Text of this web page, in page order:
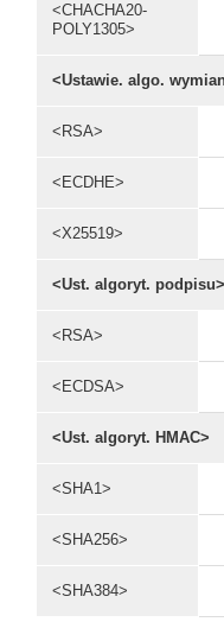
<CHACHA20-
POLY1305>
<Ustawie. algo.
<RSA>
<ECDHE>
<X25519>
<Ust. algoryt. podpisu>
<RSA>
<ECDSA>
<Ust. algoryt. HMAC>
<SHA1>
<SHA256>
<SHA384>